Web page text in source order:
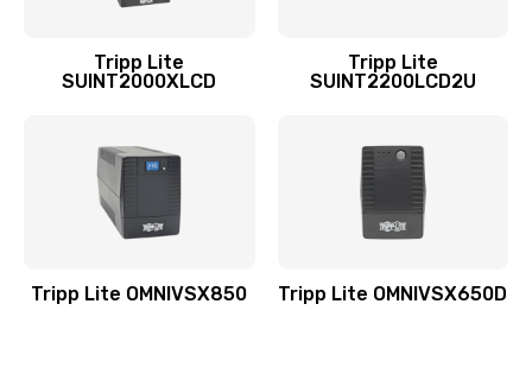
Tripp Lite
SUINT2000XLCD
Tripp Lite
SUINT2200LCD2U
Tripp Lite OMNIVSX850 Tripp Lite OMNIVSX650D